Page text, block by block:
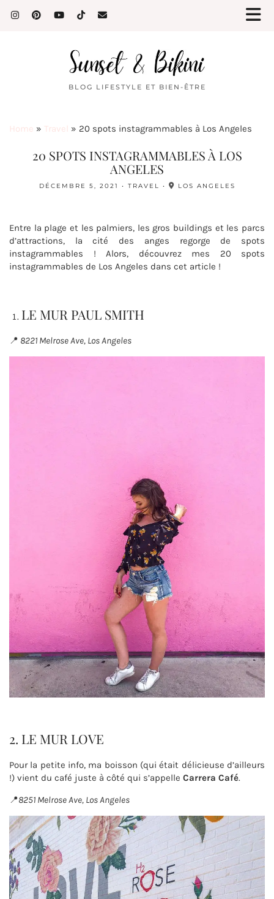
BLOG LIFESTYLE ET BIEN-ÊTRE
Home » Travel » 20 spots instagrammables à Los Angeles
20 SPOTS INSTAGRAMMABLES À LOS
ANGELES
DÉCEMBRE 5, 2021 TRAVEL LOS ANGELES
Entre la plage et les palmiers, les gros buildings et les parcs
d’attractions, la cité des anges regorge de spots
instagrammables ! Alors, découvrez mes 20 spots
instagrammables de Los Angeles dans cet article !
LE MUR PAUL SMITH
📍 8221 Melrose Ave, Los Angeles
2. LE MUR LOVE
Pour la petite info, ma boisson (qui était délicieuse d’ailleurs
!) vient du café juste à côté qui s’appelle Carrera Café.
📍8251 Melrose Ave, Los Angeles